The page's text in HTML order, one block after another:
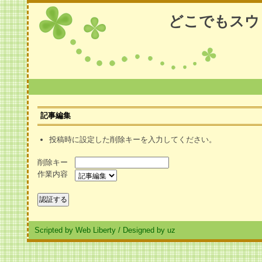
どこでもス
記事編集
投稿時に設定した削除キーを入力してください。
削除キー
作業内容
Scripted by Web Liberty / Designed by uz